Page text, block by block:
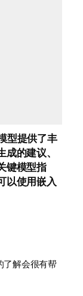
型提供了丰
的建议、
键模型指
以使用嵌入
了解会很有帮